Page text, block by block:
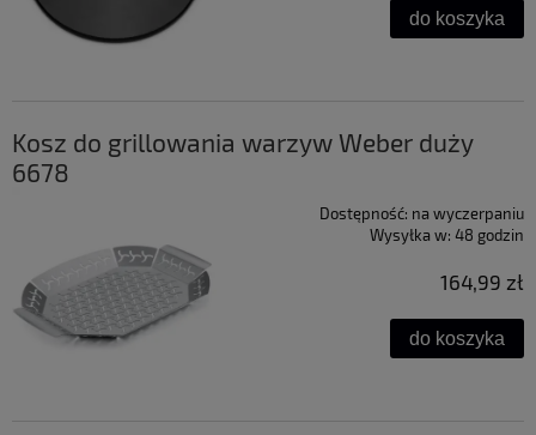
do koszyka
Kosz do grillowania warzyw Weber duży
6678
Dostępność: na wyczerpaniu
Wysyłka w: 48 godzin
164,99 zł
do koszyka